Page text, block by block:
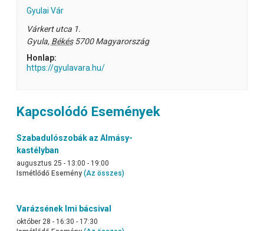
Gyulai Vár
Várkert utca 1.
Gyula, Békés 5700 Magyarország
Honlap:
https://gyulavara.hu/
Kapcsolódó Események
Szabadulószobák az Almásy-
kastélyban
augusztus 25 - 13:00 - 19:00
Ismétlődő Esemény (Az összes)
Varázsének Imi bácsival
október 28 - 16:30 - 17:30